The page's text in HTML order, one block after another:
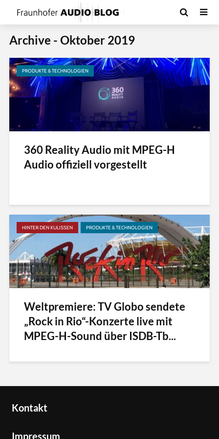
Archive - Oktober 2019
PRODUKTE & TECHNOLOGIEN
360 Reality Audio mit MPEG-H
Audio offiziell vorgestellt
HINTER DEN KULISSEN PRODUKTE & TECHNOLOGIEN
Weltpremiere: TV Globo sendete
„Rock in Rio“-Konzerte live mit
MPEG-H-Sound über ISDB-Tb...
Kontakt
Impressum